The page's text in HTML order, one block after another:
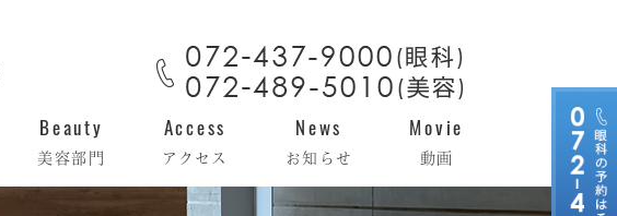
Beauty
美容部門
Access
アクセス
News
お知らせ
Movie
動画